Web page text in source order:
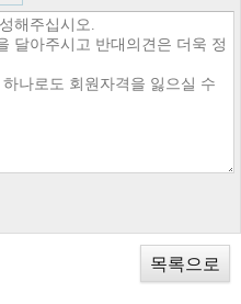
목록으로